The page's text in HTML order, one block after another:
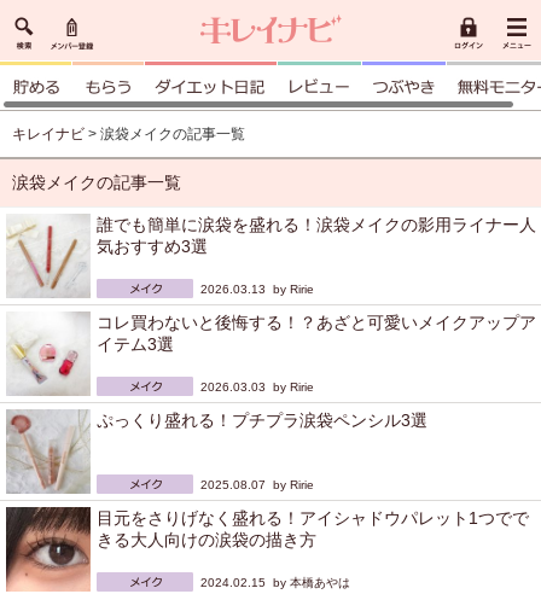
キレイナビ > 涙袋メイクの記事一覧
涙袋メイクの記事一覧
誰でも簡単に涙袋を盛れる！涙袋メイクの影用ライナー人
気おすすめ3選
2026.03.13 by Ririe
コレ買わないと後悔する！？あざと可愛いメイクアップア
イテム3選
2026.03.03 by Ririe
ぷっくり盛れる！プチプラ涙袋ペンシル3選
2025.08.07 by Ririe
目元をさりげなく盛れる！アイシャドウパレット1つでで
きる大人向けの涙袋の描き方
2024.02.15 by 本橋あやは